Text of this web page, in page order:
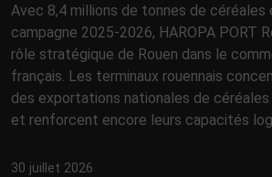
Avec 8,4 millions de tonnes de
campagne 2025-2026, HAROPA PORT
rôle stratégique de Rouen dans le
français. Les terminaux rouennais
des exportations nationales de
et renforcent encore leurs capacités
30 juillet 2026